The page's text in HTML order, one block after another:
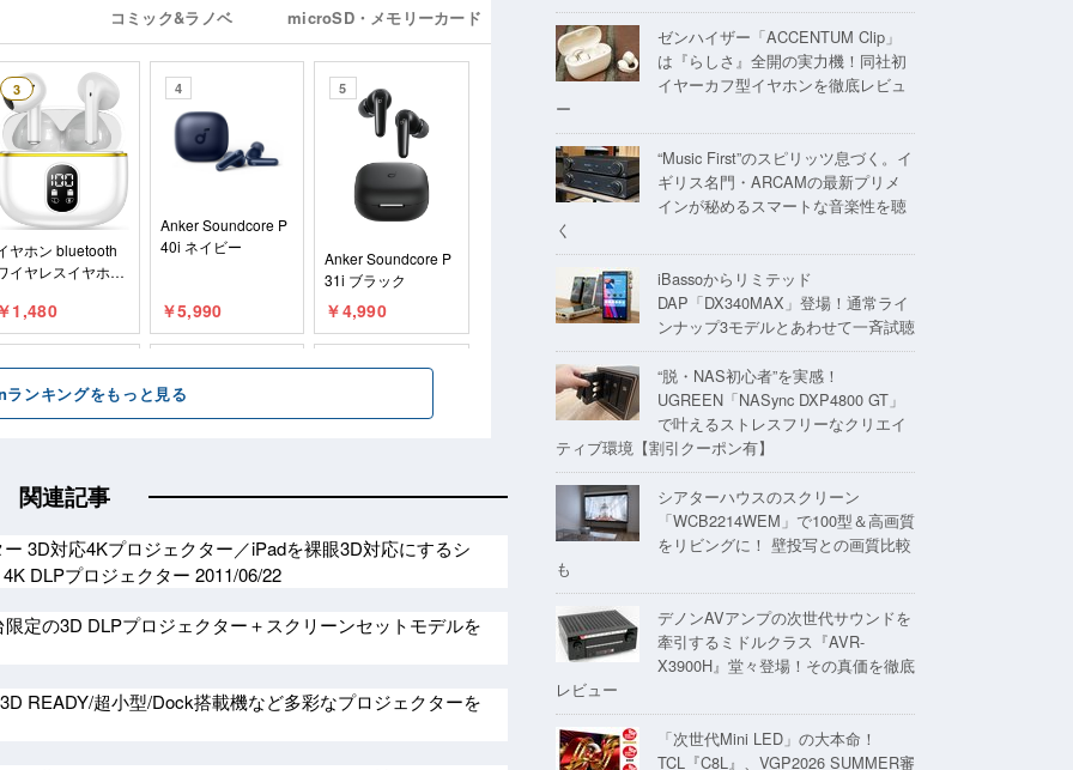
関連記事
3D対応4Kプロジェクター／iPadを裸眼3D対応にするシ
DLPプロジェクター 2011/06/22
定の3D DLPプロジェクター＋スクリーンセットモデルを
READY/超小型/Dock搭載機など多彩なプロジェクターを
ゼンハイザー「ACCENTUM Clip」
は『らしさ』全開の実力機！同社初
イヤーカフ型イヤホンを徹底レビュ
ー
“Music First”のスピリッツ息づく。イ
ギリス名門・ARCAMの最新プリメ
インが秘めるスマートな音楽性を聴
く
iBassoからリミテッド
DAP「DX340MAX」登場！通常ライ
ンナップ3モデルとあわせて一斉試聴
“脱・NAS初心者”を実感！
UGREEN「NASync DXP4800 GT」
で叶えるストレスフリーなクリエイ
ティブ環境【割引クーポン有】
シアターハウスのスクリーン
「WCB2214WEM」で100型＆高画質
をリビングに！ 壁投写との画質比較
も
デノンAVアンプの次世代サウンドを
牽引するミドルクラス『AVR-
X3900H』堂々登場！その真価を徹底
レビュー
「次世代Mini LED」の大本命！
TCL『C8L』、VGP2026 SUMMER審